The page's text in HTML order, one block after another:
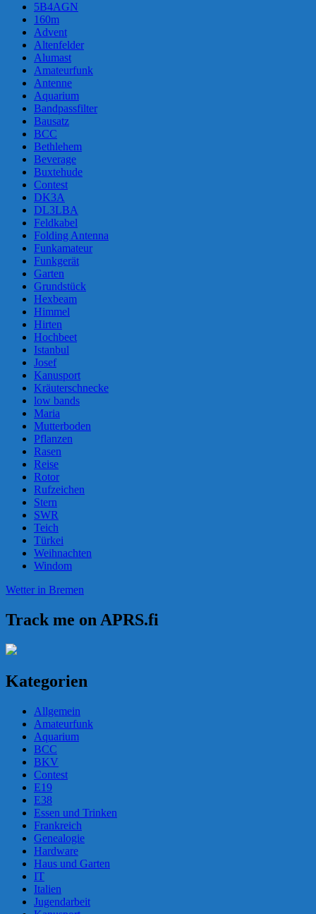
5B4AGN
160m
Advent
Altenfelder
Alumast
Amateurfunk
Antenne
Aquarium
Bandpassfilter
Bausatz
BCC
Bethlehem
Beverage
Buxtehude
Contest
DK3A
DL3LBA
Feldkabel
Folding Antenna
Funkamateur
Funkgerät
Garten
Grundstück
Hexbeam
Himmel
Hirten
Hochbeet
Istanbul
Josef
Kanusport
Kräuterschnecke
low bands
Maria
Mutterboden
Pflanzen
Rasen
Reise
Rotor
Rufzeichen
Stern
SWR
Teich
Türkei
Weihnachten
Windom
Wetter in Bremen
Track me on APRS.fi
Kategorien
Allgemein
Amateurfunk
Aquarium
BCC
BKV
Contest
E19
E38
Essen und Trinken
Frankreich
Genealogie
Hardware
Haus und Garten
IT
Italien
Jugendarbeit